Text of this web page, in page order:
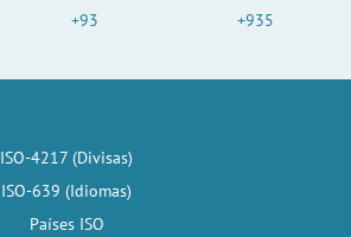
+93
+935
ISO-4217 (Divisas)
ISO-639 (Idiomas)
Países ISO